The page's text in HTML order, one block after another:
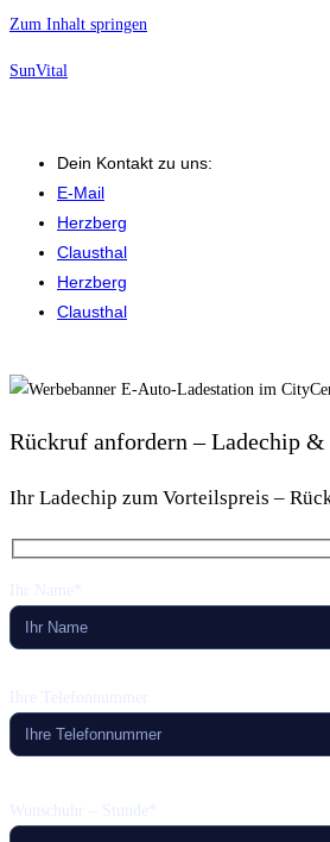
Zum Inhalt springen
SunVital
Dein Kontakt zu uns:
E-Mail
Herzberg
Clausthal
Herzberg
Clausthal
Rückruf anfordern – Ladechip &
Ihr Ladechip zum Vorteilspreis –